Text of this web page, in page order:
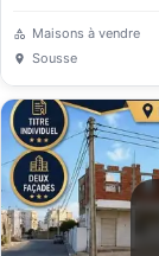
Maisons à vendre
Sousse